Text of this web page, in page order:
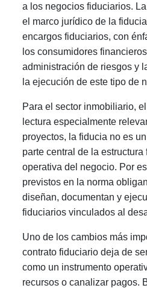
a los negocios fiduciarios.
el marco jurídico de la
encargos fiduciarios, con
los consumidores
administración de riesgos y
la ejecución de este tipo de
Para el sector inmobiliario,
lectura especialmente
proyectos, la fiducia no es
parte central de la
operativa del negocio. Por
previstos en la norma
diseñan, documentan y
fiduciarios vinculados al
Uno de los cambios más
contrato fiduciario deja de
como un instrumento
recursos o canalizar pagos.